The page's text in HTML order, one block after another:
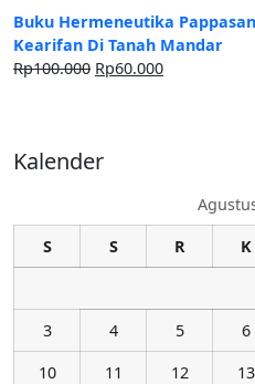
Buku Hermeneutika
Kearifan Di Tanah Mandar
Rp100.000 Rp60.000
Kalender
S
S R K
3
4 5 6
10
11 12 13